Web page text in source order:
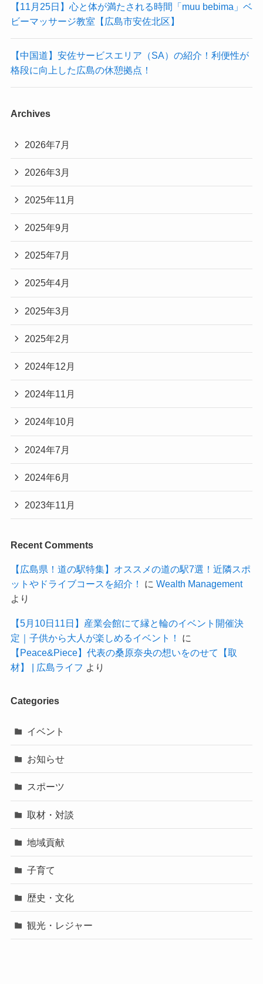
【11月25日】心と体が満たされる時間「muu bebima」ベ
ビーマッサージ教室【広島市安佐北区】
【中国道】安佐サービスエリア（SA）の紹介！利便性が
格段に向上した広島の休憩拠点！
Archives
2026年7月
2026年3月
2025年11月
2025年9月
2025年7月
2025年4月
2025年3月
2025年2月
2024年12月
2024年11月
2024年10月
2024年7月
2024年6月
2023年11月
Recent Comments
【広島県！道の駅特集】オススメの道の駅7選！近隣スポ
ットやドライブコースを紹介！
に Wealth Management
より
【5月10日11日】産業会館にて縁と輪のイベント開催決
定｜子供から大人が楽しめるイベント！
に
【Peace&Piece】代表の桑原奈央の想いをのせて【取
材】 | 広島ライフ より
Categories
イベント
お知らせ
スポーツ
取材・対談
地域貢献
子育て
歴史・文化
観光・レジャー